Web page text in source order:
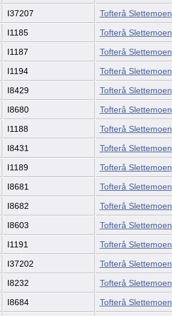
I37207
Tofterå Slettemoen
I1185
Tofterå Slettemoen
I1187
Tofterå Slettemoen
I1194
Tofterå Slettemoen
I8429
Tofterå Slettemoen
I8680
Tofterå Slettemoen
I1188
Tofterå Slettemoen
I8431
Tofterå Slettemoen
I1189
Tofterå Slettemoen
I8681
Tofterå Slettemoen
I8682
Tofterå Slettemoen
I8603
Tofterå Slettemoen
I1191
Tofterå Slettemoen
I37202
Tofterå Slettemoen
I8232
Tofterå Slettemoen
I8684
Tofterå Slettemoen